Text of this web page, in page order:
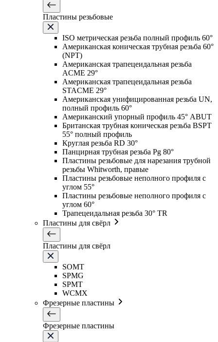
Пластины резьбовые
ISO метрическая резьба полный профиль 60°
Американская коническая трубная резьба 60°
(NPT)
Американская трапецеидальная резьба
ACME 29°
Американская трапецеидальная резьба
STACME 29°
Американская унифицированная резьба UN,
полный профиль 60°
Американский упорный профиль 45° ABUT
Британская трубная коническая резьба BSPT
55° полный профиль
Круглая резьба RD 30°
Панцирная трубная резьба Pg 80°
Пластины резьбовые для нарезания трубной
резьбы Whitworth, правые
Пластины резьбовые неполного профиля с
углом 55°
Пластины резьбовые неполного профиля с
углом 60°
Трапецеидальная резьба 30° TR
Пластины для свёрл
Пластины для свёрл
SOMT
SPMG
SPMT
WCMX
Фрезерные пластины
Фрезерные пластины